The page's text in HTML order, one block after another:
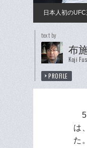
日本人初の
text by
布
Koji
PROFILE
5
は
た。